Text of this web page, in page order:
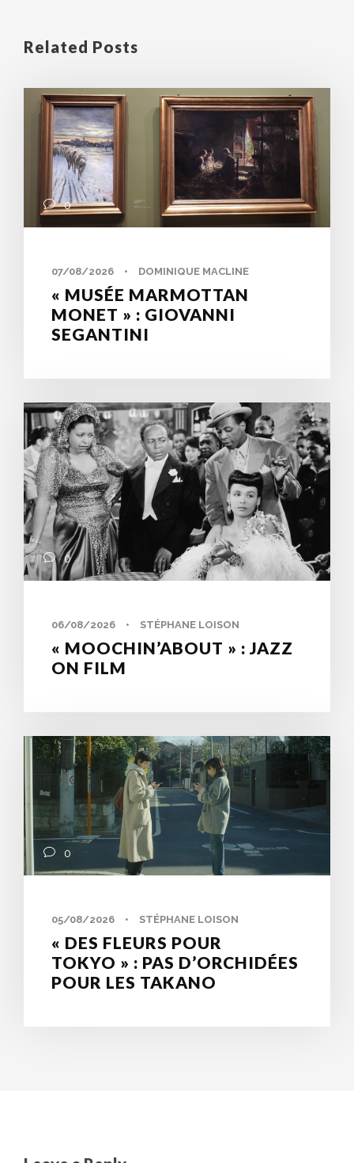
Related Posts
0
07/08/2026 • DOMINIQUE MACLINE
« MUSÉE MARMOTTAN
MONET » : GIOVANNI
SEGANTINI
0
06/08/2026 • STÉPHANE LOISON
« MOOCHIN’ABOUT » : JAZZ
ON FILM
0
05/08/2026 • STÉPHANE LOISON
« DES FLEURS POUR
TOKYO » : PAS D’ORCHIDÉES
POUR LES TAKANO